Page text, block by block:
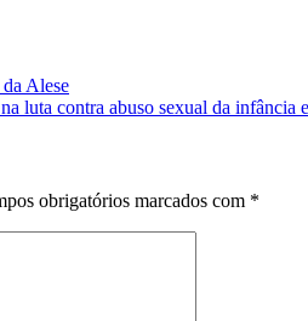
Alese
luta contra abuso sexual da infância
obrigatórios marcados com *